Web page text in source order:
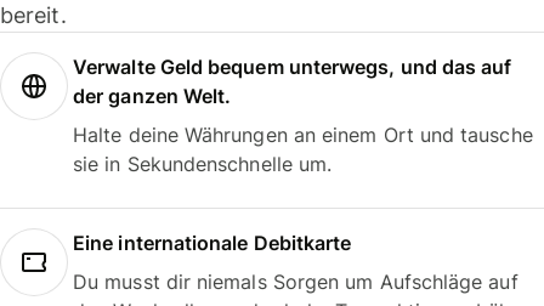
bereit.
Verwalte Geld bequem unterwegs, und das auf
der ganzen Welt.
Halte deine Währungen an einem Ort und tausche
sie in Sekundenschnelle um.
Eine internationale Debitkarte
Du musst dir niemals Sorgen um Aufschläge auf